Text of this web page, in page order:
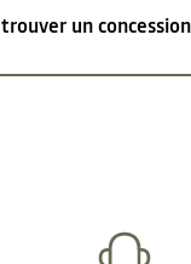
trouver un